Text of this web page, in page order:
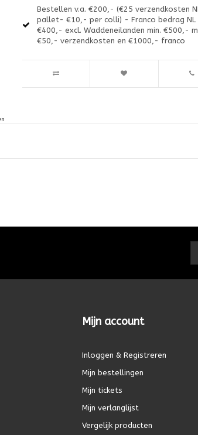
Bestellen v.a. €200,- (€25 verzendkosten
pallet- €10,- per colli) - Franco bedrag NL
€400,- excl. Waddeneilanden min. €500,-
€50,- verzendkosten en €1000,- franco
Mijn account
Inloggen & Registreren
Mijn bestellingen
Mijn tickets
Mijn verlanglijst
Vergelijk producten